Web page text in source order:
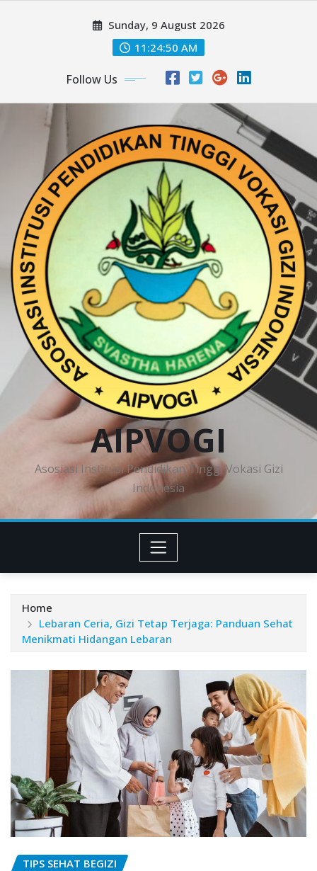
Sunday, 9 August 2026
11:24:51 AM
Follow Us
AIPVOGI
Asosiasi Institusi Pendidikan Tinggi Vokasi Gizi
Indonesia
Home
Lebaran Ceria, Gizi Tetap Terjaga: Panduan Sehat
Menikmati Hidangan Lebaran
TIPS SEHAT BEGIZI